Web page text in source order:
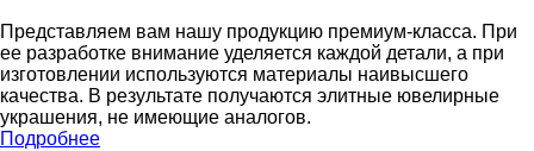
Представляем вам нашу продукцию премиум-класса. При
ее разработке внимание уделяется каждой детали, а при
изготовлении используются материалы наивысшего
качества. В результате получаются элитные ювелирные
украшения, не имеющие аналогов.
Подробнее